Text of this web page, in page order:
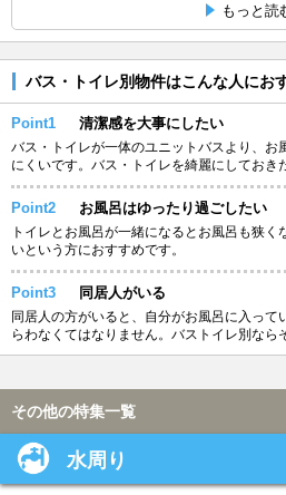
もっと読
バス・トイレ別物件はこんな人にお
Point1 清潔感を大事にしたい
バス・トイレが一体のユニットバスより、お
にくいです。バス・トイレを綺麗にしておき
Point2 お風呂はゆったり過ごしたい
トイレとお風呂が一緒になるとお風呂も狭く
いという方におすすめです。
Point3 同居人がいる
同居人の方がいると、自分がお風呂に入って
らわなくてはなりません。バストイレ別なら
その他の特集一覧
水周り